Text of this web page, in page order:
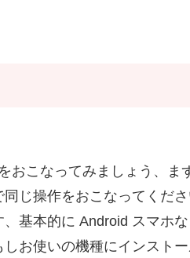
おこなってみましょう、ま
じ操作をおこなってくだ
基本的に Android スマホ
お使いの機種にインスト